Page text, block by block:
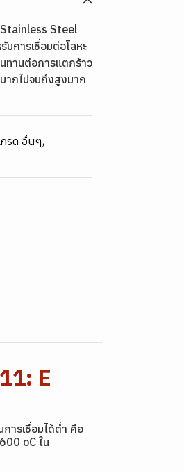
Steel
บการเชื่อมต่อโลหะ
ทานต่อการแตกร้าว
ากไปจนถึงสูงมาก
กรด อื่นๆ,
E
ารเชื่อมได้ต่ำ คือ
oC ใน